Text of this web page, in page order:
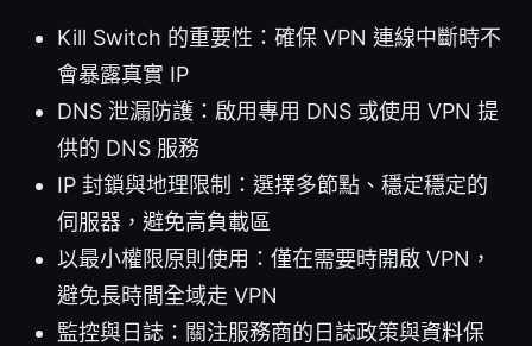
Kill Switch 的重要性：確保 VPN 連線中斷時不
會暴露真實 IP
DNS 泄漏防護：啟用專用 DNS 或使用 VPN 提
供的 DNS 服務
IP 封鎖與地理限制：選擇多節點、穩定穩定的
伺服器，避免高負載區
以最小權限原則使用：僅在需要時開啟 VPN，
避免長時間全域走 VPN
監控與日誌：關注服務商的日誌政策與資料保